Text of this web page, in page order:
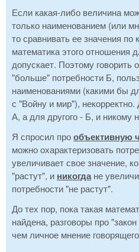
Если какая-либо величина
только наименованием (или
то сравнивать ее значения
математика этого отношения
допускает. Поэтому говорить
"больше" потребности Б,
наименованиями (какими бы
с "Войну и мир"),
А, а для другого - Б, и никому
Я спросил прообъективную
можно охарактеризовать
увеличивает свое значение,
"растут", и никогдане
потребности "не растут".
До тех пор, пока такая
найдена, разговоры про
чем личное мнение